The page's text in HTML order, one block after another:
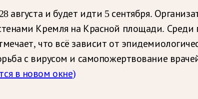
августа и будет идти 5 сентября.
Кремля на Красной площади.
что всё зависит от
с вирусом и самопожертвование
в новом окне)